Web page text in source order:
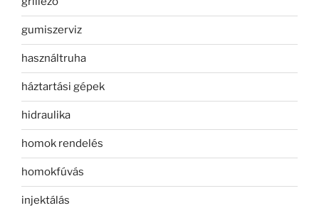
gumiszerviz
használtruha
háztartási gépek
hidraulika
homok rendelés
homokfúvás
injektálás